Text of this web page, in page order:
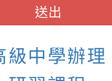
送出
級中學辦